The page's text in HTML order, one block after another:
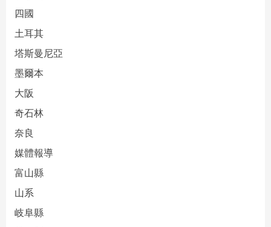
四國
土耳其
塔斯曼尼亞
墨爾本
大阪
奇石林
奈良
媒體報導
富山縣
山系
岐阜縣